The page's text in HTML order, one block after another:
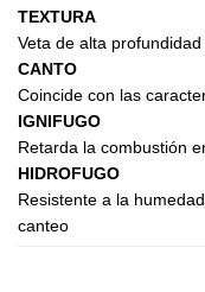
TEXTURA
Veta de alta
CANTO
Coincide con las
IGNIFUGO
Retarda la combustión
HIDROFUGO
Resistente a la
canteo